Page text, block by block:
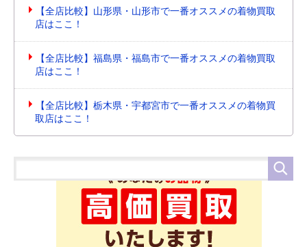
【全店比較】山形県・山形市で一番オススメの着物買取
店はここ！
【全店比較】福島県・福島市で一番オススメの着物買取
店はここ！
【全店比較】栃木県・宇都宮市で一番オススメの着物買
取店はここ！